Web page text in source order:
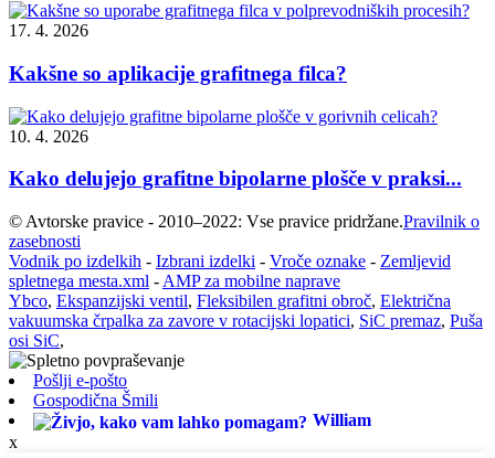
17. 4. 2026
Kakšne so aplikacije grafitnega filca?
10. 4. 2026
Kako delujejo grafitne bipolarne plošče v praksi...
© Avtorske pravice - 2010–2022: Vse pravice pridržane.Pravilnik o
zasebnosti
Vodnik po izdelkih - Izbrani izdelki - Vroče oznake - Zemljevid
spletnega mesta.xml - AMP za mobilne naprave
Ybco, Ekspanzijski ventil, Fleksibilen grafitni obroč, Električna
vakuumska črpalka za zavore v rotacijski lopatici, SiC premaz, Puša
osi SiC,
Pošlji e-pošto
Gospodična Šmili
William
x